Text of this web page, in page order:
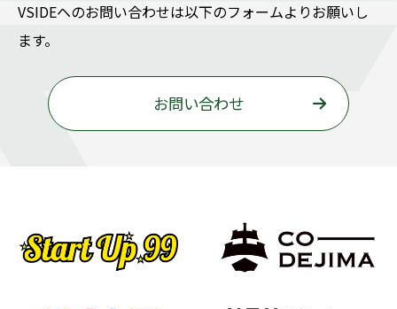
VSIDEヘのお問い合わせは以下のフォームよりお願いし
ます。
お問い合わせ